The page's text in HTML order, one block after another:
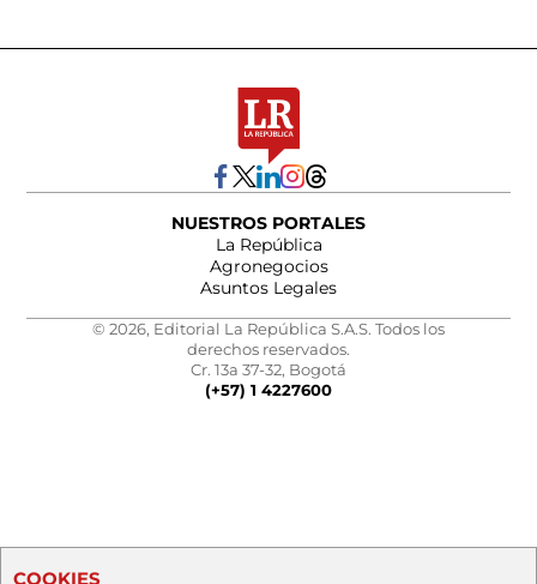
NUESTROS PORTALES
La República
Agronegocios
Asuntos Legales
© 2026, Editorial La República S.A.S. Todos los
derechos reservados.
Cr. 13a 37-32, Bogotá
(+57) 1 4227600
COOKIES